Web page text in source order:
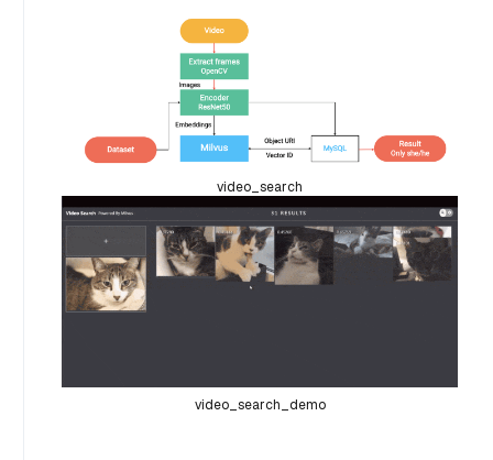
video_search
video_search_demo